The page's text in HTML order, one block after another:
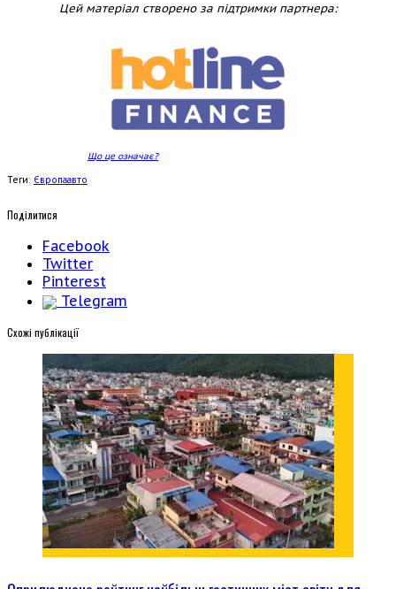
Цей матеріал створено за підтримки партнера:
Що це означає?
Теги: Європаавто
Поділитися
Facebook
Twitter
Pinterest
Telegram
Cхожі публікації